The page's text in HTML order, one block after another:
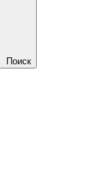
Поиск